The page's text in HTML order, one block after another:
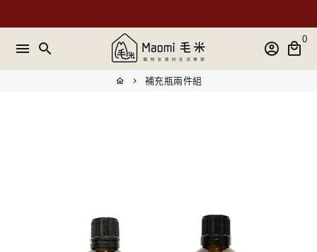
到
menu search account_circle local_mall
0
home keyboard_arrow_right 補充瓶兩件組